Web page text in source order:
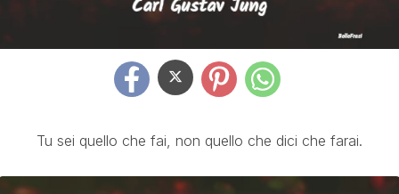
Tu sei quello che fai, non quello che dici che farai.